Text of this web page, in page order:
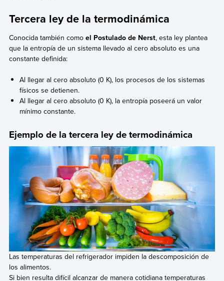
Tercera ley de la termodinámica
Conocida también como el Postulado de Nerst, esta ley plantea
que la entropía de un sistema llevado al cero absoluto es una
constante definida:
Al llegar al cero absoluto (0 K), los procesos de los sistemas
físicos se detienen.
Al llegar al cero absoluto (0 K), la entropía poseerá un valor
mínimo constante.
Ejemplo de la tercera ley de termodinámica
Las temperaturas del refrigerador impiden la descomposición de
los alimentos.
Si bien resulta difícil alcanzar de manera cotidiana temperaturas